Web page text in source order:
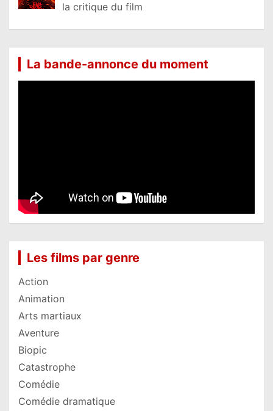
la critique du film
La bande-annonce du moment
Les films par genre
Action
Animation
Arts martiaux
Aventure
Biopic
Catastrophe
Comédie
Comédie dramatique